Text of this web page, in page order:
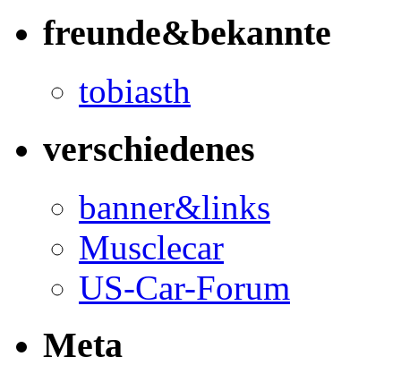
freunde&bekannte
tobiasth
verschiedenes
banner&links
Musclecar
US-Car-Forum
Meta